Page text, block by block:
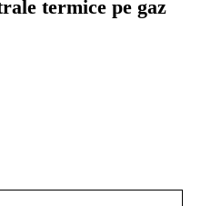
termice pe gaz